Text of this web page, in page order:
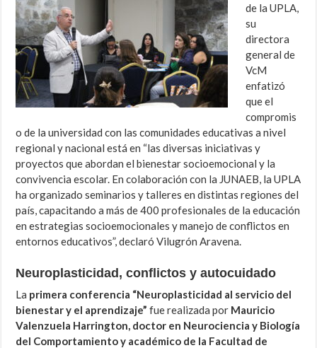
de la UPLA,
su
directora
general de
VcM
enfatizó
que el
compromis
o de la universidad con las comunidades educativas a nivel
regional y nacional está en “las diversas iniciativas y
proyectos que abordan el bienestar socioemocional y la
convivencia escolar. En colaboración con la JUNAEB, la UPLA
ha organizado seminarios y talleres en distintas regiones del
país, capacitando a más de 400 profesionales de la educación
en estrategias socioemocionales y manejo de conflictos en
entornos educativos”, declaró Vilugrón Aravena.
Neuroplasticidad, conflictos y autocuidado
La primera conferencia “Neuroplasticidad al servicio del
bienestar y el aprendizaje” fue realizada por Mauricio
Valenzuela Harrington, doctor en Neurociencia y Biología
del Comportamiento y académico de la Facultad de